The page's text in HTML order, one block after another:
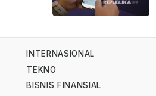
INTERNASIONAL
TEKNO
BISNIS FINANSIAL